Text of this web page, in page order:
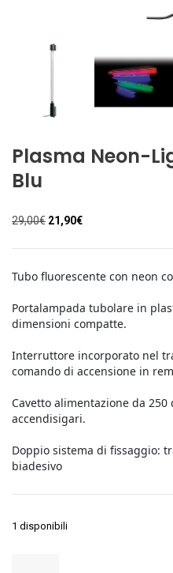
Plasma Neon-
Blu
29,00€ Il
originale
29,00€.
21,90€Il
attuale
21,90€.
Tubo fluorescente con neon
Portalampada tubolare in
dimensioni compatte.
Interruttore incorporato nel
comando di accensione in
Cavetto alimentazione da
accendisigari.
Doppio sistema di fissaggio:
biadesivo
1 disponibili